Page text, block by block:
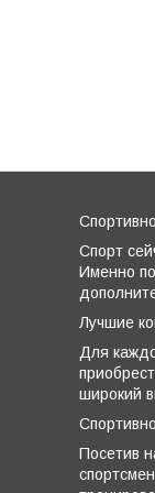
Спорт
Именно
Лучшие
Для
широкий
Посетив